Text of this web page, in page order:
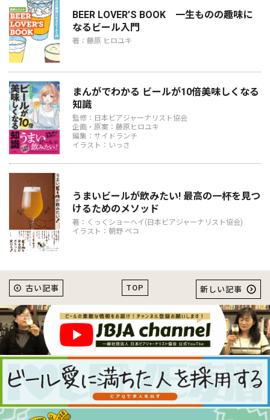
BEER LOVER’S BOOK 一生ものの趣味に
なるビール入門
著：藤原 ヒロユキ
まんがでわかる ビールが10倍美味しくなる
知識
監修：日本ビアジャーナリスト協会
企画・原案：藤原ヒロユキ
編集：サイドランチ
イラスト：いっさ
うまいビールが飲みたい! 最高の一杯を見つ
けるためのメソッド
著：くっくショーヘイ(日本ビアジャーナリスト協会)
イラスト：朝野 ペコ
TOP
古い記事 新しい記事